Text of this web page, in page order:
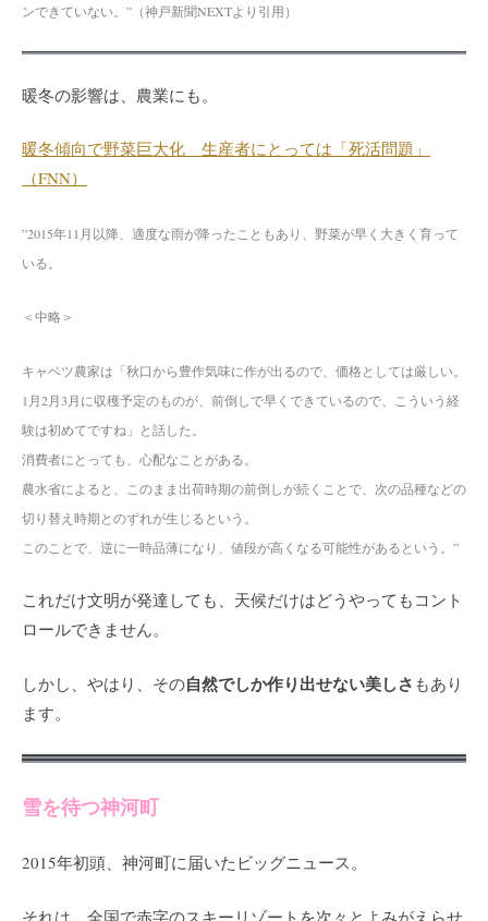
ンできていない。”（神戸新聞NEXTより引用）
暖冬の影響は、農業にも。
暖冬傾向で野菜巨大化 生産者にとっては「死活問題」
（FNN）
”2015年11月以降、適度な雨が降ったこともあり、野菜が早く大きく育って
いる。
＜中略＞
キャベツ農家は「秋口から豊作気味に作が出るので、価格としては厳しい。
1月2月3月に収穫予定のものが、前倒しで早くできているので、こういう経
験は初めてですね」と話した。
消費者にとっても、心配なことがある。
農水省によると、このまま出荷時期の前倒しが続くことで、次の品種などの
切り替え時期とのずれが生じるという。
このことで、逆に一時品薄になり、値段が高くなる可能性があるという。”
これだけ文明が発達しても、天候だけはどうやってもコント
ロールできません。
しかし、やはり、その自然でしか作り出せない美しさ もあり
ます。
雪を待つ神河町
2015年初頭、神河町に届いたビッグニュース。
それは、全国で赤字のスキーリゾートを次々とよみがえらせ